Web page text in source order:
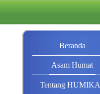
Beranda
Asam Humat
Tentang HUMIKA